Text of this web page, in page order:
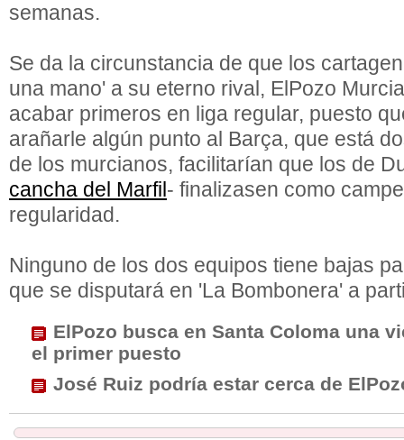
semanas.
Se da la circunstancia de que los
una mano' a su eterno rival, ElPozo
acabar primeros en liga regular, puesto
arañarle algún punto al Barça, que está
de los murcianos, facilitarían que los de
cancha del Marfil- finalizasen como
regularidad.
Ninguno de los dos equipos tiene bajas
que se disputará en 'La Bombonera' a
ElPozo busca en Santa Coloma una
el primer puesto
José Ruiz podría estar cerca de